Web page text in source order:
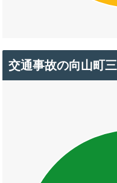
交通事故の向山町